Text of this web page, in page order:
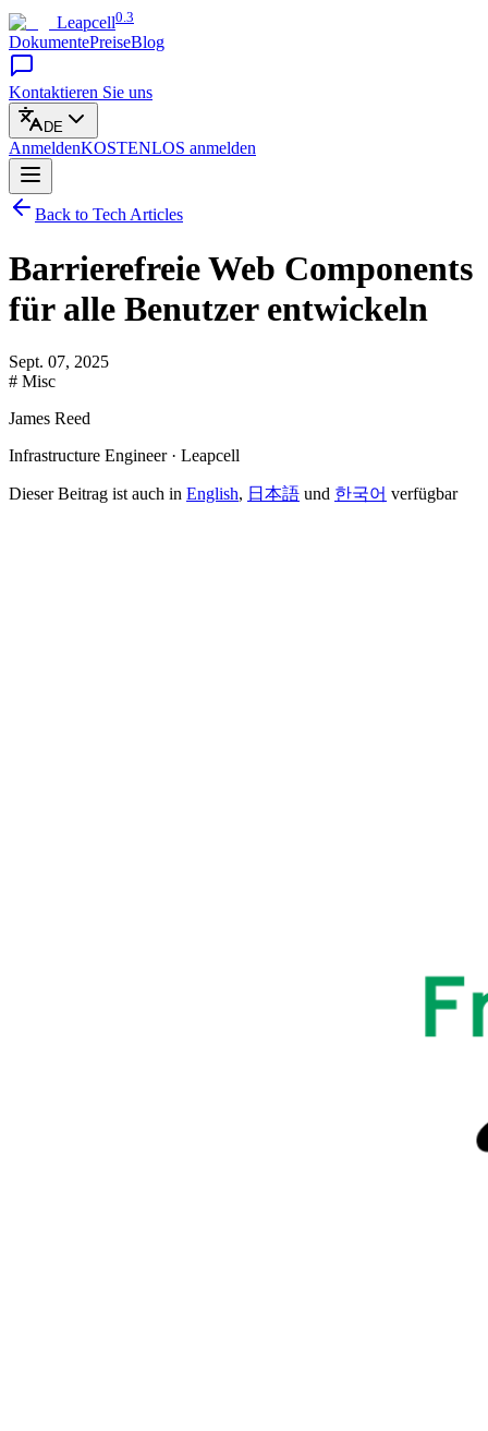
Leapcell0.3
DokumentePreiseBlog
Kontaktieren Sie uns
DE
AnmeldenKOSTENLOS anmelden
Back to Tech Articles
Barrierefreie Web Components
für alle Benutzer entwickeln
Sept. 07, 2025
# Misc
James Reed
Infrastructure Engineer · Leapcell
Dieser Beitrag ist auch in English, 日本語 und 한국어 verfügbar